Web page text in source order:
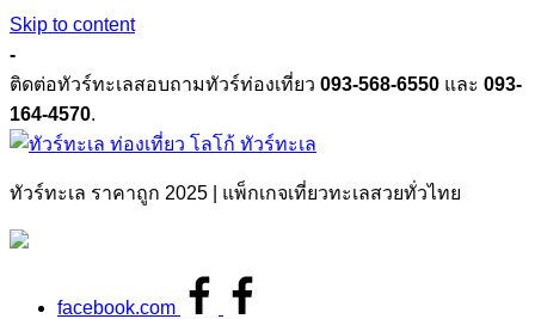
Skip to content
-
ติดต่อทัวร์ทะเลสอบถามทัวร์ท่องเที่ยว 093-568-6550 และ 093-
164-4570.
ทัวร์ทะเล
ทัวร์ทะเล ราคาถูก 2025 | แพ็กเกจเที่ยวทะเลสวยทั่วไทย
facebook.com